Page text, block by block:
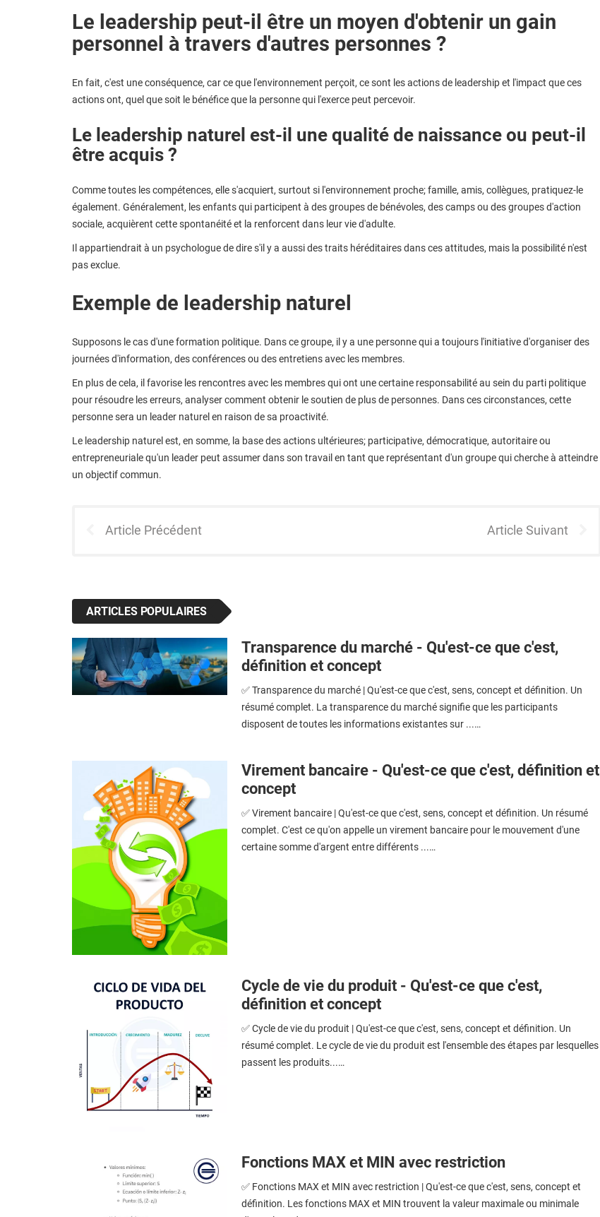
Le leadership peut-il être un moyen d'obtenir un gain
personnel à travers d'autres personnes ?
En fait, c'est une conséquence, car ce que l'environnement perçoit, ce sont les actions de leadership et l'impact que ces
actions ont, quel que soit le bénéfice que la personne qui l'exerce peut percevoir.
Le leadership naturel est-il une qualité de naissance ou peut-il
être acquis ?
Comme toutes les compétences, elle s'acquiert, surtout si l'environnement proche; famille, amis, collègues, pratiquez-le
également. Généralement, les enfants qui participent à des groupes de bénévoles, des camps ou des groupes d'action
sociale, acquièrent cette spontanéité et la renforcent dans leur vie d'adulte.
Il appartiendrait à un psychologue de dire s'il y a aussi des traits héréditaires dans ces attitudes, mais la possibilité n'est
pas exclue.
Exemple de leadership naturel
Supposons le cas d'une formation politique. Dans ce groupe, il y a une personne qui a toujours l'initiative d'organiser des
journées d'information, des conférences ou des entretiens avec les membres.
En plus de cela, il favorise les rencontres avec les membres qui ont une certaine responsabilité au sein du parti politique
pour résoudre les erreurs, analyser comment obtenir le soutien de plus de personnes. Dans ces circonstances, cette
personne sera un leader naturel en raison de sa proactivité.
Le leadership naturel est, en somme, la base des actions ultérieures; participative, démocratique, autoritaire ou
entrepreneuriale qu'un leader peut assumer dans son travail en tant que représentant d'un groupe qui cherche à atteindre
un objectif commun.
Article Précédent Article Suivant
ARTICLES POPULAIRES
Transparence du marché - Qu'est-ce que c'est,
définition et concept
✅ Transparence du marché | Qu'est-ce que c'est, sens, concept et définition. Un
résumé complet. La transparence du marché signifie que les participants
disposent de toutes les informations existantes sur ...…
Virement bancaire - Qu'est-ce que c'est, définition et
concept
✅ Virement bancaire | Qu'est-ce que c'est, sens, concept et définition. Un résumé
complet. C'est ce qu'on appelle un virement bancaire pour le mouvement d'une
certaine somme d'argent entre différents ...…
Cycle de vie du produit - Qu'est-ce que c'est,
définition et concept
✅ Cycle de vie du produit | Qu'est-ce que c'est, sens, concept et définition. Un
résumé complet. Le cycle de vie du produit est l'ensemble des étapes par lesquelles
passent les produits...…
Fonctions MAX et MIN avec restriction
✅ Fonctions MAX et MIN avec restriction | Qu'est-ce que c'est, sens, concept et
définition. Les fonctions MAX et MIN trouvent la valeur maximale ou minimale